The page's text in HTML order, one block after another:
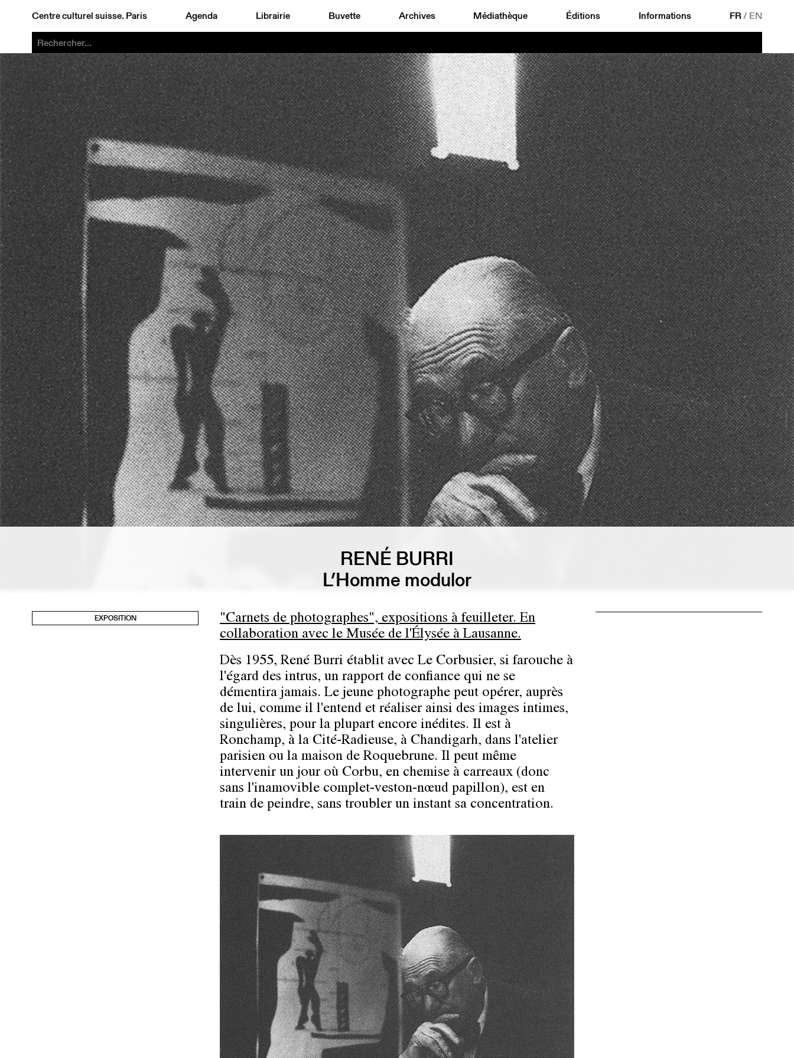
Centre culturel suisse. Paris Agenda Librairie Buvette Archives Médiathèque Éditions Informations FR/ EN
RENÉ BURRI
L’Homme modulor
EXPOSITION
"Carnets de photographes", expositions à feuilleter. En
collaboration avec le Musée de l'Élysée à Lausanne.
Dès 1955, René Burri établit avec Le Corbusier, si farouche à
l'égard des intrus, un rapport de confiance qui ne se
démentira jamais. Le jeune photographe peut opérer, auprès
de lui, comme il l'entend et réaliser ainsi des images intimes,
singulières, pour la plupart encore inédites. Il est à
Ronchamp, à la Cité-Radieuse, à Chandigarh, dans l'atelier
parisien ou la maison de Roquebrune. Il peut même
intervenir un jour où Corbu, en chemise à carreaux (donc
sans l'inamovible complet-veston-nœud papillon), est en
train de peindre, sans troubler un instant sa concentration.